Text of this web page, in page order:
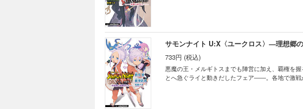
サモンナイト U:X〈ユークロス〉―理想郷
733円 (税込)
悪魔の王・メルギトスまでも陣営に加え、覇権を
とへ急ぐライと動きだしたフェア――。各地で激